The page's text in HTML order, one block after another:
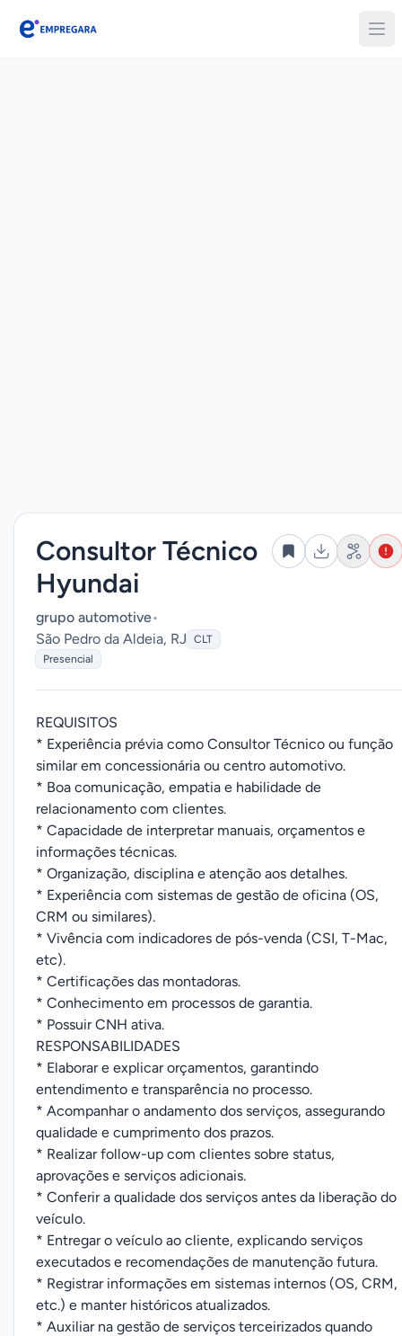
Empregara
Consultor Técnico
Hyundai
grupo automotive•
São Pedro da Aldeia, RJ CLT
Presencial
REQUISITOS
* Experiência prévia como Consultor Técnico ou função
similar em concessionária ou centro automotivo.
* Boa comunicação, empatia e habilidade de
relacionamento com clientes.
* Capacidade de interpretar manuais, orçamentos e
informações técnicas.
* Organização, disciplina e atenção aos detalhes.
* Experiência com sistemas de gestão de oficina (OS,
CRM ou similares).
* Vivência com indicadores de pós-venda (CSI, T-Mac,
etc).
* Certificações das montadoras.
* Conhecimento em processos de garantia.
* Possuir CNH ativa.
RESPONSABILIDADES
* Elaborar e explicar orçamentos, garantindo
entendimento e transparência no processo.
* Acompanhar o andamento dos serviços, assegurando
qualidade e cumprimento dos prazos.
* Realizar follow-up com clientes sobre status,
aprovações e serviços adicionais.
* Conferir a qualidade dos serviços antes da liberação do
veículo.
* Entregar o veículo ao cliente, explicando serviços
executados e recomendações de manutenção futura.
* Registrar informações em sistemas internos (OS, CRM,
etc.) e manter históricos atualizados.
* Auxiliar na gestão de serviços terceirizados quando